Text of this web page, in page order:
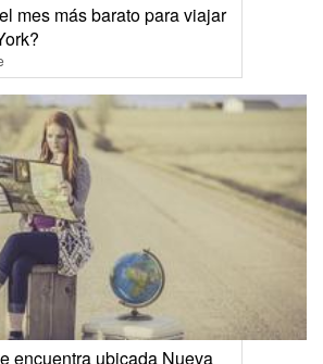
mes más barato para viajar
encuentra ubicada Nueva